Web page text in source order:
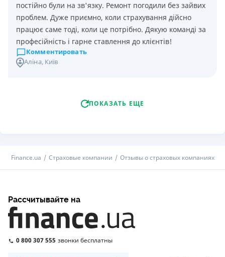
постійно були на зв'язку. Ремонт погодили без зайвих
проблем. Дуже приємно, коли страхування дійсно
працює саме тоді, коли це потрібно. Дякую команді за
професійність і гарне ставлення до клієнтів!
Комментировать
Аліна, Київ
ПОКАЗАТЬ ЕЩЕ
Finance.ua Страховые компании Отзывы о страховых компаниях
Рассчитывайте на
0 800 307 555 звонки бесплатны